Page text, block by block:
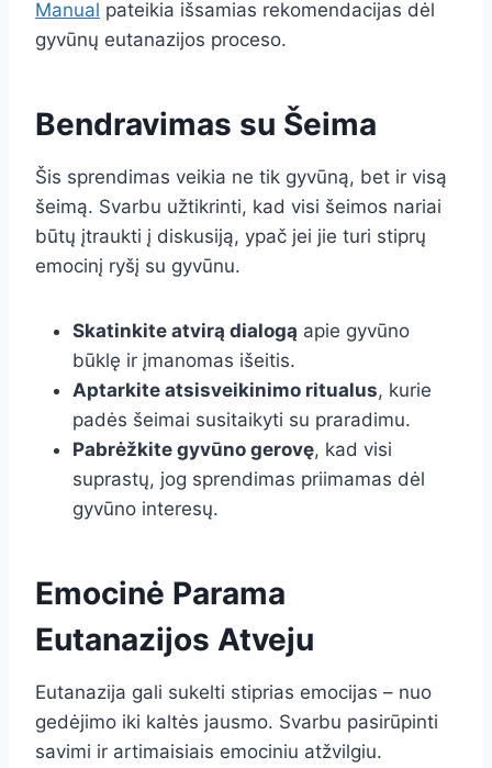
Manual pateikia išsamias rekomendacijas dėl
gyvūnų eutanazijos proceso.
Bendravimas su Šeima
Šis sprendimas veikia ne tik gyvūną, bet ir visą
šeimą. Svarbu užtikrinti, kad visi šeimos nariai
būtų įtraukti į diskusiją, ypač jei jie turi stiprų
emocinį ryšį su gyvūnu.
Skatinkite atvirą dialogą apie gyvūno
būklę ir įmanomas išeitis.
Aptarkite atsisveikinimo ritualus, kurie
padės šeimai susitaikyti su praradimu.
Pabrėžkite gyvūno gerovę, kad visi
suprastų, jog sprendimas priimamas dėl
gyvūno interesų.
Emocinė Parama
Eutanazijos Atveju
Eutanazija gali sukelti stiprias emocijas – nuo
gedėjimo iki kaltės jausmo. Svarbu pasirūpinti
savimi ir artimaisiais emociniu atžvilgiu.